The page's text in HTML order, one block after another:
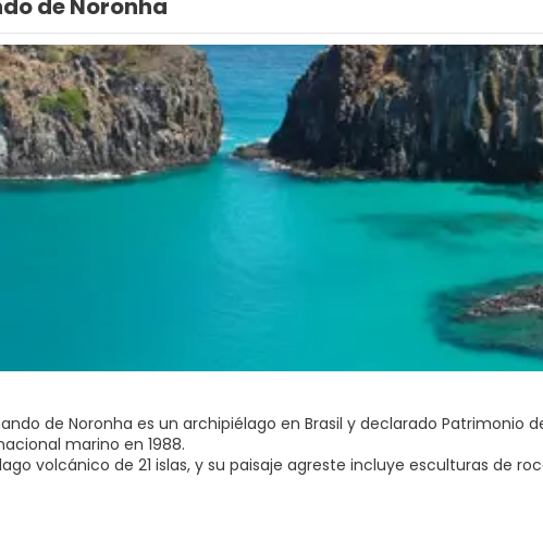
de Noronha
de Noronha es un archipiélago en Brasil y declarado Patrimonio
marino en 1988.
volcánico de 21 islas, y su paisaje agreste incluye esculturas de
de Noronha con coloridos peces, delfines, langostas, tortugas,